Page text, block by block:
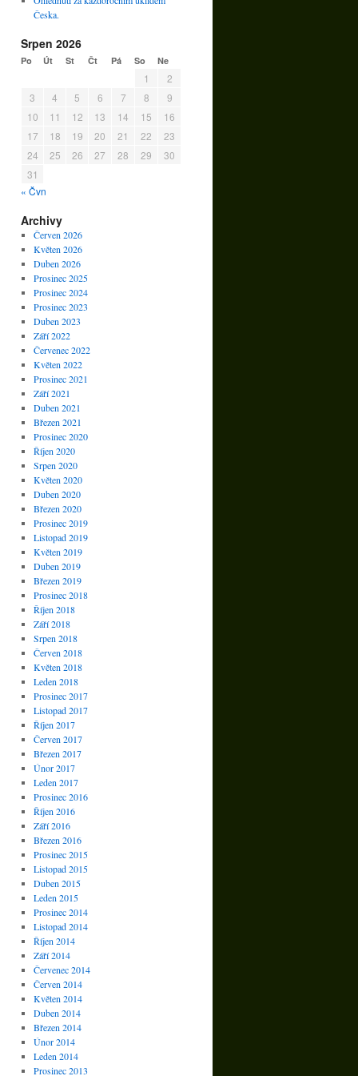
Česka.
Srpen 2026
Po Út St Čt Pá So Ne
1
2
3
4 5 6 7 8
9
10
11 12 13 14 15
16
17
18 19 20 21 22
23
24
25 26 27 28 29
30
31
« Čvn
Archivy
Červen 2026
Květen 2026
Duben 2026
Prosinec 2025
Prosinec 2024
Prosinec 2023
Duben 2023
Září 2022
Červenec 2022
Květen 2022
Prosinec 2021
Září 2021
Duben 2021
Březen 2021
Prosinec 2020
Říjen 2020
Srpen 2020
Květen 2020
Duben 2020
Březen 2020
Prosinec 2019
Listopad 2019
Květen 2019
Duben 2019
Březen 2019
Prosinec 2018
Říjen 2018
Září 2018
Srpen 2018
Červen 2018
Květen 2018
Leden 2018
Prosinec 2017
Listopad 2017
Říjen 2017
Červen 2017
Březen 2017
Únor 2017
Leden 2017
Prosinec 2016
Říjen 2016
Září 2016
Březen 2016
Prosinec 2015
Listopad 2015
Duben 2015
Leden 2015
Prosinec 2014
Listopad 2014
Říjen 2014
Září 2014
Červenec 2014
Červen 2014
Květen 2014
Duben 2014
Březen 2014
Únor 2014
Leden 2014
Prosinec 2013